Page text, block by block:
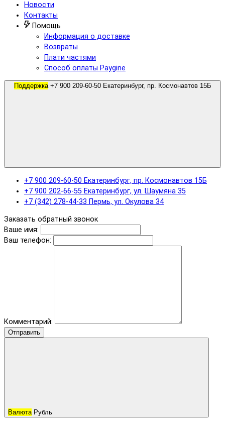
Новости
Контакты
Помощь
Информация о доставке
Возвраты
Плати частями
Способ оплаты Paygine
Поддержка
+7 900 209-60-50 Екатеринбург, пр. Космонавтов 15Б
+7 900 202-66-55 Екатеринбург, ул. Шаумяна 35
+7 (342) 278-44-33 Пермь, ул. Окулова 34
Заказать обратный звонок
Ваше имя:
Ваш телефон:
Комментарий:
Отправить
Валюта Рубль